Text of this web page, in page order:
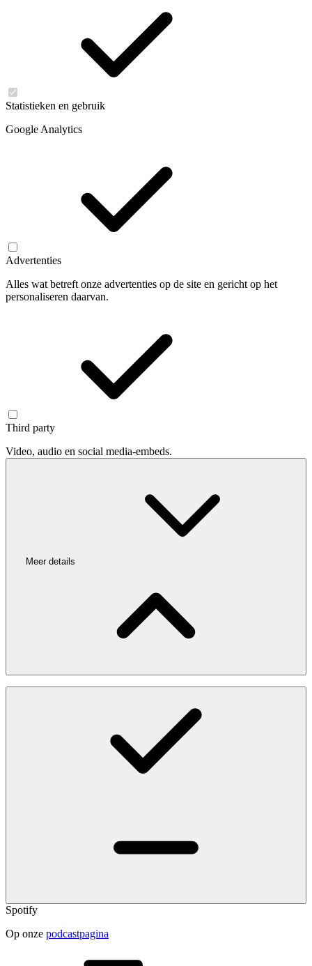
Statistieken en gebruik
Google Analytics
Advertenties
Alles wat betreft onze advertenties op de site en gericht op het
personaliseren daarvan.
Third party
Video, audio en social media-embeds.
Meer details
Spotify
Op onze podcastpagina